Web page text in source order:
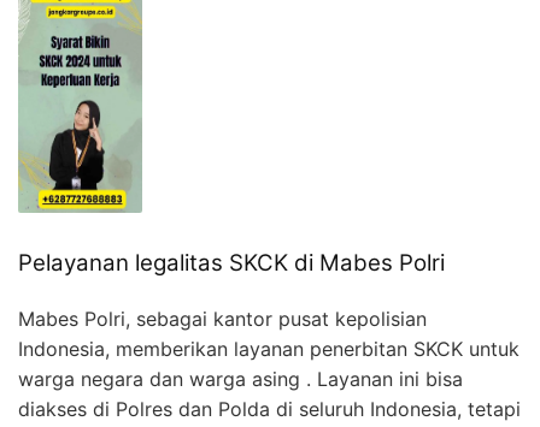
Pelayanan legalitas SKCK di Mabes Polri
Mabes Polri, sebagai kantor pusat kepolisian
Indonesia, memberikan layanan penerbitan SKCK untuk
warga negara dan warga asing . Layanan ini bisa
diakses di Polres dan Polda di seluruh Indonesia, tetapi